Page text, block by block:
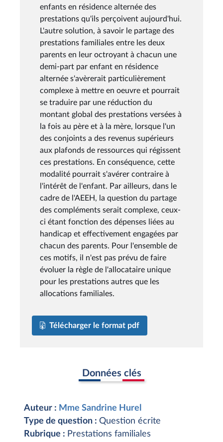
enfants en résidence alternée des
prestations qu'ils perçoivent aujourd'hui.
L'autre solution, à savoir le partage des
prestations familiales entre les deux
parents en leur octroyant à chacun une
demi-part par enfant en résidence
alternée s'avèrerait particulièrement
complexe à mettre en oeuvre et pourrait
se traduire par une réduction du
montant global des prestations versées à
la fois au père et à la mère, lorsque l'un
des conjoints a des revenus supérieurs
aux plafonds de ressources qui régissent
ces prestations. En conséquence, cette
modalité pourrait s'avérer contraire à
l'intérêt de l'enfant. Par ailleurs, dans le
cadre de l'AEEH, la question du partage
des compléments serait complexe, ceux-
ci étant fonction des dépenses liées au
handicap et effectivement engagées par
chacun des parents. Pour l'ensemble de
ces motifs, il n'est pas prévu de faire
évoluer la règle de l'allocataire unique
pour les prestations autres que les
allocations familiales.
Télécharger le format pdf
Données clés
Auteur : Mme Sandrine Hurel
Type de question : Question écrite
Rubrique : Prestations familiales